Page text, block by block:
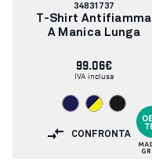
Codice
articolo:
34831737
T-Shirt Antifiamma
A Manica Lunga
99.06€
IVA inclusa
CONFRONTA